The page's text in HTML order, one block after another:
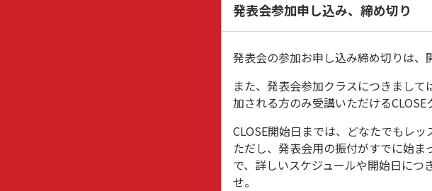
発表会参加申し込み、締め切り
発表会の参加お申し込み締め切りは、
また、発表会参加クラスにつきまし
加される方のみ受講いただけるCLOSE
CLOSE開始日までは、どなたでもレッ
ただし、発表会用の振付がすでに始
で、詳しいスケジュールや開始日に
せ。